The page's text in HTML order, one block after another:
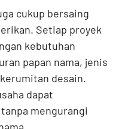
cukup bersaing
Setiap proyek
kebutuhan
papan nama, jenis
desain.
dapat
mengurangi